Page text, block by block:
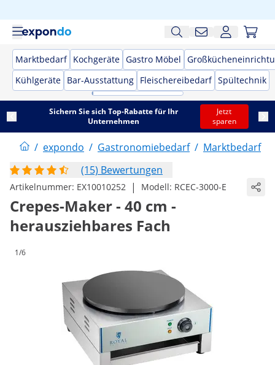
Marktbedarf Kochgeräte Gastro Möbel
Kühlgeräte Bar-Ausstattung Fleischereibedarf Spültechnik
Sichern Sie sich Top-Rabatte für Ihr
Unternehmen
Jetzt
sparen
/ expondo / Gastronomiebedarf / Marktbedarf
(15) Bewertungen
Artikelnummer: EX10010252 | Modell: RCEC-3000-E
Crepes-Maker - 40 cm -
herausziehbares Fach
1/6